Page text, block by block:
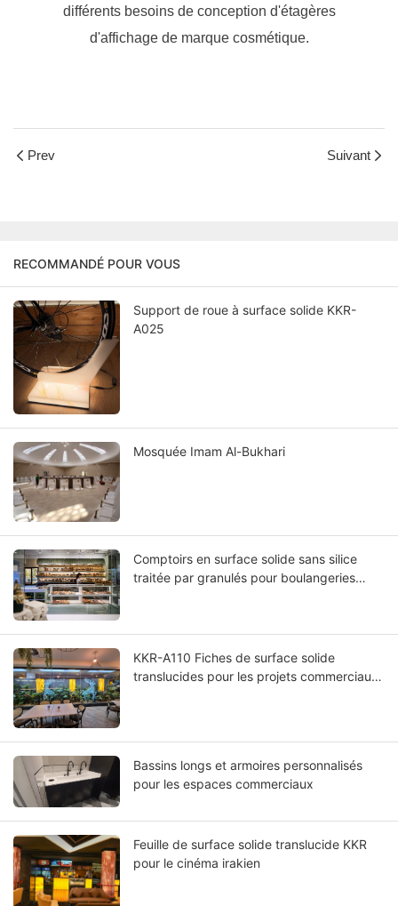
différents besoins de conception d'étagères
d'affichage de marque cosmétique.
Prev Suivant
RECOMMANDÉ POUR VOUS
Support de roue à surface solide KKR-
A025
Mosquée Imam Al-Bukhari
Comptoirs en surface solide sans silice
traitée par granulés pour boulangeries
KKR-A110 Fiches de surface solide
translucides pour les projets commerciaux
Bassins longs et armoires personnalisés
pour les espaces commerciaux
Feuille de surface solide translucide KKR
pour le cinéma irakien